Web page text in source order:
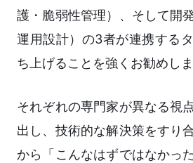
護・脆弱性管理）、そして開
運用設計）の3者が連携する
ち上げることを強くお勧めしま
それぞれの専門家が異なる視
出し、技術的な解決策をすり
から「こんなはずではなかっ